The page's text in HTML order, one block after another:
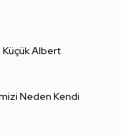
Küçük Albert
Neden Kendi